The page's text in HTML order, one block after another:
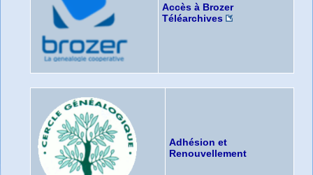
Accès à Brozer
Téléarchives
Adhésion et
Renouvellement